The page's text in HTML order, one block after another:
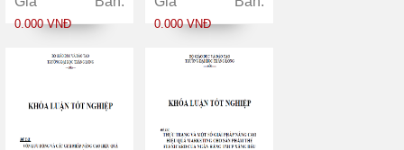
dụng vốn lưu
Cổ phần May
0.000 VNĐ
vận tải container
0.000 VNĐ